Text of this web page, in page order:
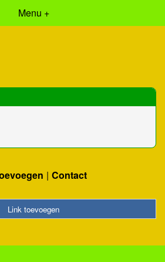
Menu +
Contact
Link toevoegen